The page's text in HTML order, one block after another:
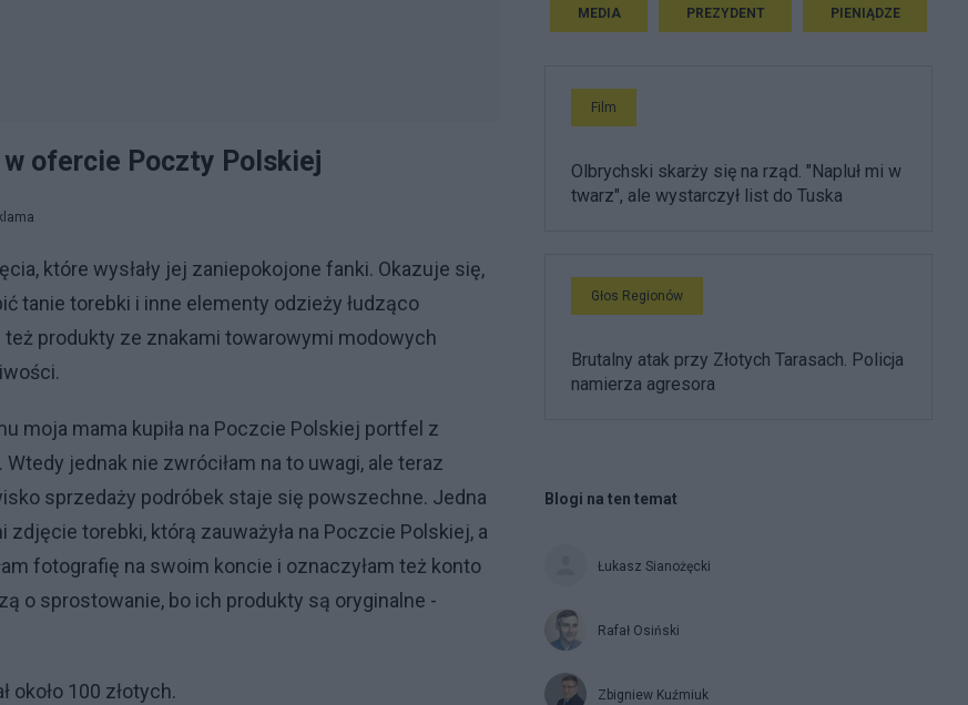
w ofercie Poczty Polskiej
które wysłały jej zaniepokojone fanki. Okazuje się,
tanie torebki i inne elementy odzieży łudząco
produkty ze znakami towarowymi modowych
moja mama kupiła na Poczcie Polskiej portfel z
jednak nie zwróciłam na to uwagi, ale teraz
sprzedaży podróbek staje się powszechne. Jedna
torebki, którą zauważyła na Poczcie Polskiej, a
fotografię na swoim koncie i oznaczyłam też konto
o sprostowanie, bo ich produkty są oryginalne -
100 złotych.
MEDIA PREZYDENT PIENIĄDZE
Film
Olbrychski skarży się na rząd. "Napluł mi w
twarz", ale wystarczył list do Tuska
Głos Regionów
Brutalny atak przy Złotych Tarasach. Policja
namierza agresora
Blogi na ten temat
Łukasz Sianożęcki
Rafał Osiński
Zbigniew Kuźmiuk